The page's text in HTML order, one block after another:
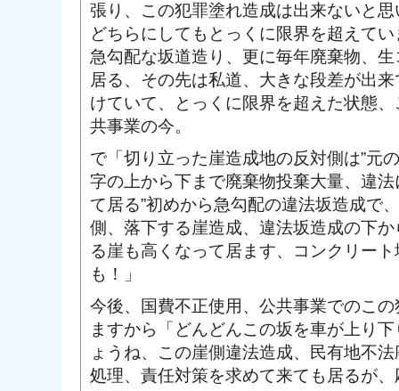
張り、この犯罪塗れ造成は出来ないと
どちらにしてもとっくに限界を超えて
急勾配な坂道造り、更に毎年廃棄物、
居る、その先は私道、大きな段差が出
けていて、とっくに限界を超えた状態
共事業の今。
で「切り立った崖造成地の反対側は”元
字の上から下まで廃棄物投棄大量、違
て居る”初めから急勾配の違法坂造成で
側、落下する崖造成、違法坂造成の下
る崖も高くなって居ます、コンクリー
も！」
今後、国費不正使用、公共事業でのこ
ますから「どんどんこの坂を車が上り
ょうね、この崖側違法造成、民有地不
処理、責任対策を求めて来ても居るが